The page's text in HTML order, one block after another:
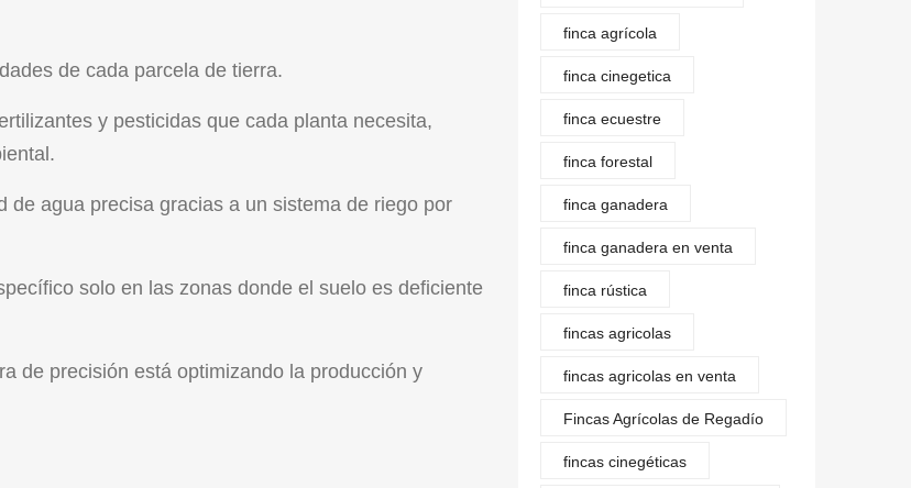
de cada parcela de tierra.
y pesticidas que cada planta necesita,
agua precisa gracias a un sistema de riego por
solo en las zonas donde el suelo es deficiente
de precisión está optimizando la producción y
finca agrícola
finca cinegetica
finca ecuestre
finca forestal
finca ganadera
finca ganadera en venta
finca rústica
fincas agricolas
fincas agricolas en venta
Fincas Agrícolas de Regadío
fincas cinegéticas